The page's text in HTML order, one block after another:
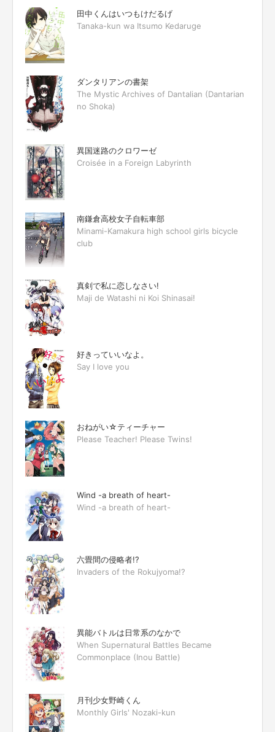
田中くんはいつもけだるげ
Tanaka-kun wa Itsumo Kedaruge
ダンタリアンの書架
The Mystic Archives of Dantalian (Dantarian
no Shoka)
異国迷路のクロワーゼ
Croisée in a Foreign Labyrinth
南鎌倉高校女子自転車部
Minami-Kamakura high school girls bicycle
club
真剣で私に恋しなさい!
Maji de Watashi ni Koi Shinasai!
好きっていいなよ。
Say I love you
おねがい☆ティーチャー
Please Teacher! Please Twins!
Wind -a breath of heart-
Wind -a breath of heart-
六畳間の侵略者!?
Invaders of the Rokujyoma!?
異能バトルは日常系のなかで
When Supernatural Battles Became
Commonplace (Inou Battle)
月刊少女野崎くん
Monthly Girls' Nozaki-kun